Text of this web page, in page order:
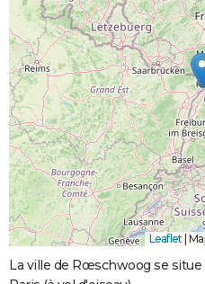
Leaflet
La ville de Rœschwoog se